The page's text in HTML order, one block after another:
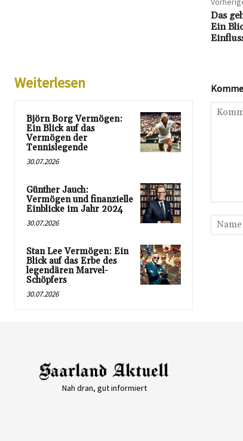
Das
Ein
Weiterlesen
Björn Borg Vermögen:
Ein Blick auf das
Vermögen der
Tennislegende
30.07.2026
Günther Jauch:
Vermögen und finanzielle
Einblicke im Jahr 2024
30.07.2026
Stan Lee Vermögen: Ein
Blick auf das Erbe des
legendären Marvel-
Schöpfers
30.07.2026
Nah dran, gut informiert